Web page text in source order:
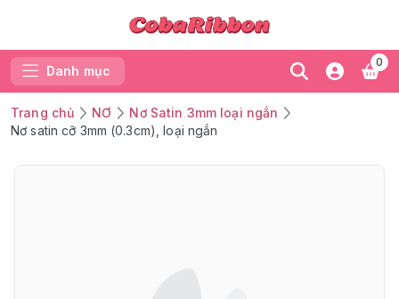
Danh mục
0
Trang chủ NƠ
Nơ Satin 3mm loại ngắn
Nơ satin cỡ 3mm (0.3cm), loại ngắn